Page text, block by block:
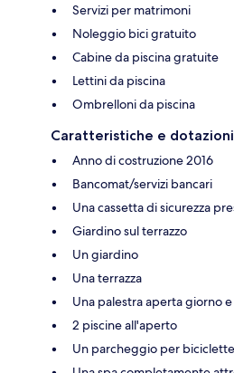
Servizi per matrimoni
Noleggio bici gratuito
Cabine da piscina gratuite
Lettini da piscina
Ombrelloni da piscina
Caratteristiche e dotazioni
Anno di costruzione 2016
Bancomat/servizi bancari
Una cassetta di sicurezza
Giardino sul terrazzo
Un giardino
Una terrazza
Una palestra aperta giorno
2 piscine all'aperto
Un parcheggio per biciclette